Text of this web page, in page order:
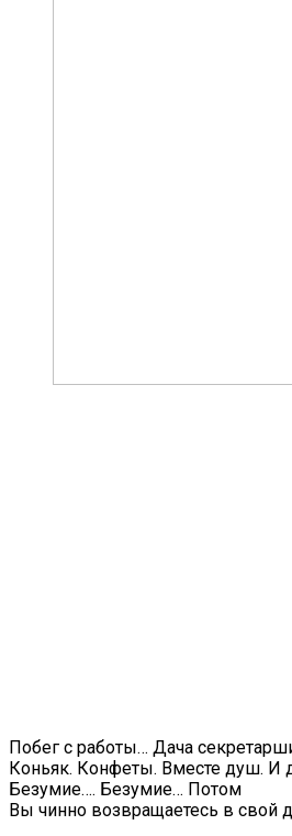
Побег с работы… Дача
Коньяк. Конфеты. Вместе душ. И
Безумие…. Безумие… Потом
Вы чинно возвращаетесь в свой